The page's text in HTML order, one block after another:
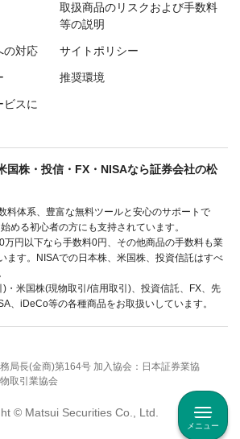
メニュー
取扱商品のリスクおよび手数料
等の説明
の対応 サイトポリシー
推奨環境
ビスに
国株・投信・FX・NISAなら証券会社の松
料体系、豊富な無料ツールと安心のサポートで
める初心者の方にも支持されています。
万円以下なら手数料0円、その他商品の手数料も業
ます。NISAでの日本株、米国株、投資信託はすべ
)・米国株(現物取引/信用取引)、投資信託、FX、先
、iDeCo等の各種商品をお取扱いしています。
局長(金商)第164号 加入協会：日本証券業協
取引業協会
© Matsui Securities Co., Ltd.